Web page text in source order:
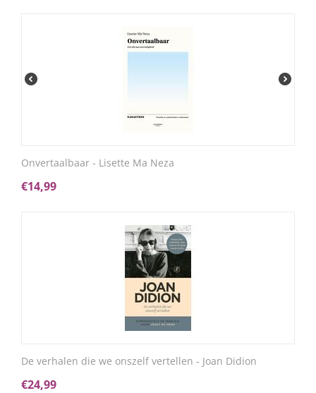
Onvertaalbaar - Lisette Ma Neza
€14,99
De verhalen die we onszelf vertellen - Joan Didion
€24,99